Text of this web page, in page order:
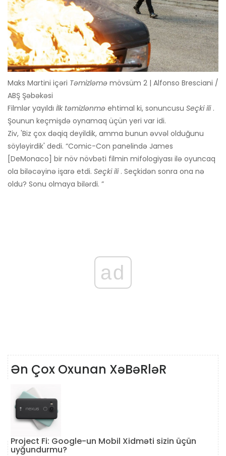
Maks Martini içəri Təmizləmə mövsüm 2 | Alfonso Bresciani /
ABŞ Şəbəkəsi
Filmlər yayıldı İlk təmizlənmə ehtimal ki, sonuncusu Seçki ili.
Şounun keçmişdə oynamaq üçün yeri var idi.
Ziv, 'Biz çox dəqiq deyildik, amma bunun əvvəl olduğunu
söyləyirdik' dedi. “Comic-Con panelində James
[DeMonaco] bir növ növbəti filmin mifologiyası ilə oyuncaq
ola biləcəyinə işarə etdi. Seçki ili. Seçkidən sonra ona nə
oldu? Sonu olmaya bilərdi. ”
ad
Ən Çox Oxunan XəBəRləR
Project Fi: Google-un Mobil Xidməti sizin üçün
uyğundurmu?